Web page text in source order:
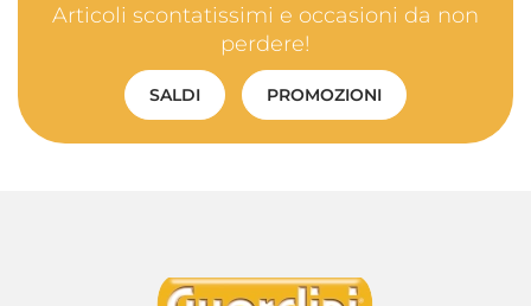
Articoli scontatissimi e occasioni da non
perdere!
SALDI PROMOZIONI